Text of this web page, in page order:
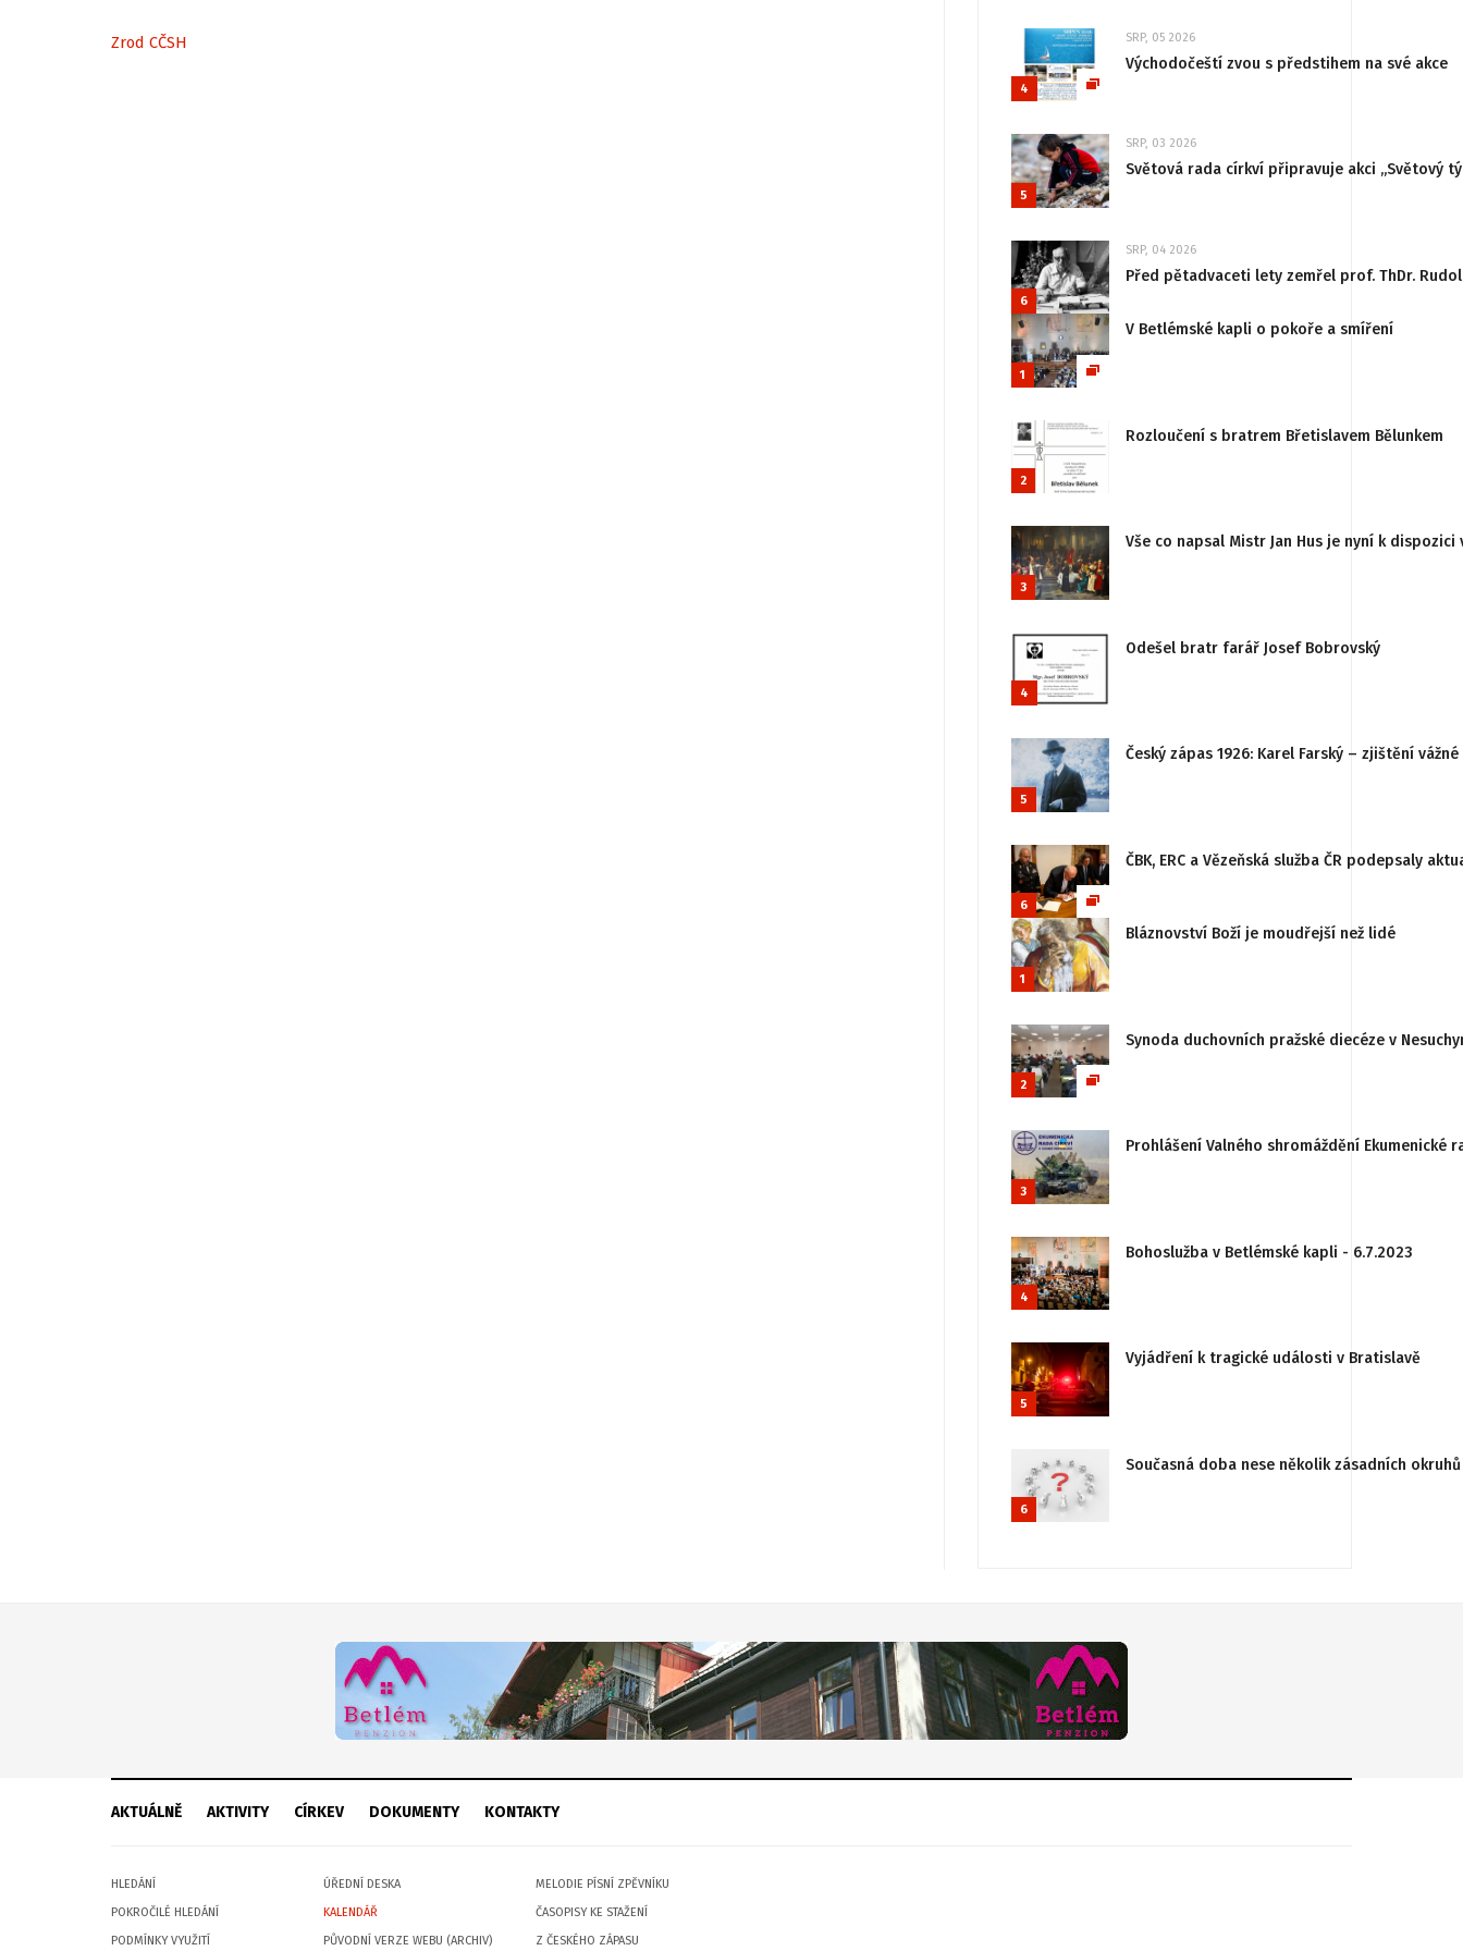
Zrod CČSH
4
SRP, 05 2026
Východočeští zvou s předstihem na své akce
5
SRP, 03 2026
Světová rada církví připravuje akci „Světový
6
SRP, 04 2026
Před pětadvaceti lety zemřel prof. ThDr.
1
V Betlémské kapli o pokoře a smíření
2
Rozloučení s bratrem Břetislavem Bělunkem
3
Vše co napsal Mistr Jan Hus je nyní k
4
Odešel bratr farář Josef Bobrovský
5
Český zápas 1926: Karel Farský – zjištění
6
ČBK, ERC a Vězeňská služba ČR podepsaly
1
Bláznovství Boží je moudřejší než lidé
2
Synoda duchovních pražské diecéze v
3
Prohlášení Valného shromáždění
4
Bohoslužba v Betlémské kapli - 6.7.2023
5
Vyjádření k tragické události v Bratislavě
6
Současná doba nese několik zásadních
AKTUÁLNĚ AKTIVITY CÍRKEV DOKUMENTY KONTAKTY
HLEDÁNÍ
POKROČILÉ HLEDÁNÍ
PODMÍNKY VYUŽITÍ
ÚŘEDNÍ DESKA
KALENDÁŘ
PŮVODNÍ VERZE WEBU (ARCHIV)
MELODIE PÍSNÍ ZPĚVNÍKU
ČASOPISY KE STAŽENÍ
Z ČESKÉHO ZÁPASU